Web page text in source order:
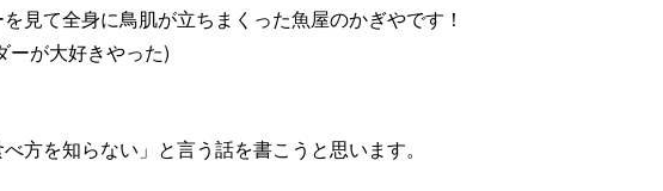
見て全身に鳥肌が立ちまくった魚屋のかぎやです！
ーが大好きやった)
べ方を知らない」と言う話を書こうと思います。